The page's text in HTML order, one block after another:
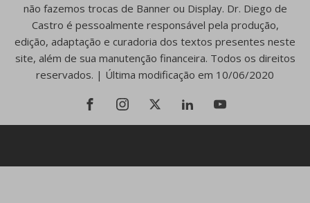
não fazemos trocas de Banner ou Display. Dr. Diego de
Castro é pessoalmente responsável pela produção,
edição, adaptação e curadoria dos textos presentes neste
site, além de sua manutenção financeira. Todos os direitos
reservados. | Última modificação em 10/06/2020